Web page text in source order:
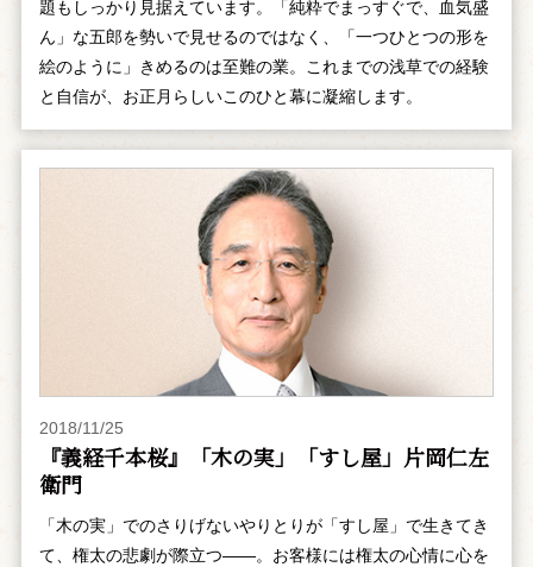
題もしっかり見据えています。「純粋でまっすぐで、血気盛
ん」な五郎を勢いで見せるのではなく、「一つひとつの形を
絵のように」きめるのは至難の業。これまでの浅草での経験
と自信が、お正月らしいこのひと幕に凝縮します。
2018/11/25
『義経千本桜』「木の実」「すし屋」片岡仁左
衛門
「木の実」でのさりげないやりとりが「すし屋」で生きてき
て、権太の悲劇が際立つ――。お客様には権太の心情に心を